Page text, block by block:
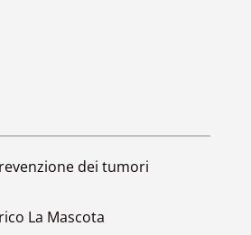
dei tumori
La Mascota